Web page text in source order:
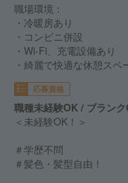
職場環境：
・冷暖房あり
・コンビニ併設
・Wi-Fi、充電設備あり
・綺麗で快適な休憩スペ
応募資格
職種未経験OK / ブラン
＜未経験OK！＞
＃学歴不問
＃髪色・髪型自由！